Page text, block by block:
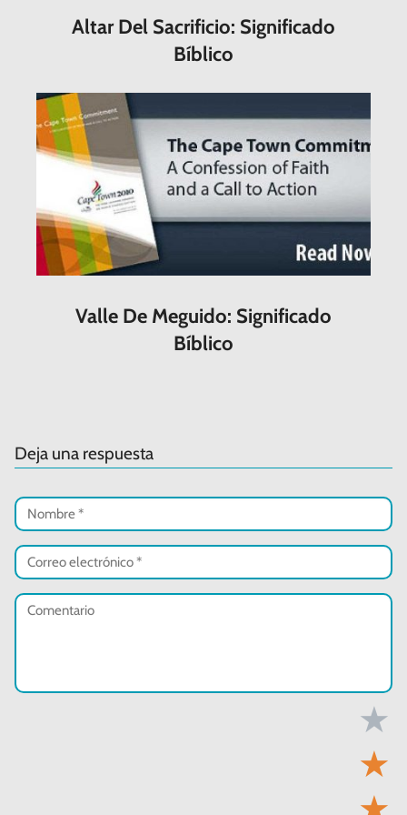
Altar Del Sacrificio: Significado
Bíblico
Valle De Meguido: Significado
Bíblico
Deja una respuesta
★
★